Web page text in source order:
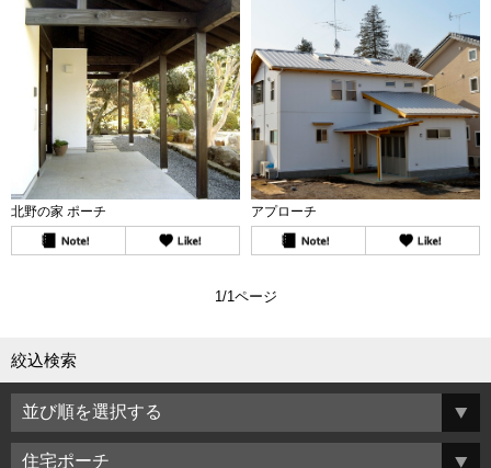
北野の家 ポーチ アプローチ
1/1ページ
絞込検索